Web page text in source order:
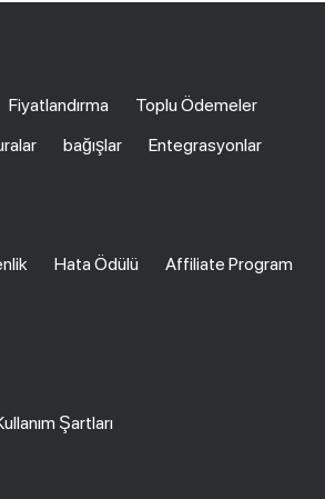
Fiyatlandırma
Toplu Ödemeler
bağışlar Entegrasyonlar
Hata Ödülü
Affiliate Program
Şartları